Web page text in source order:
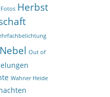
Herbst
Nebel Out of
Wahner Heide